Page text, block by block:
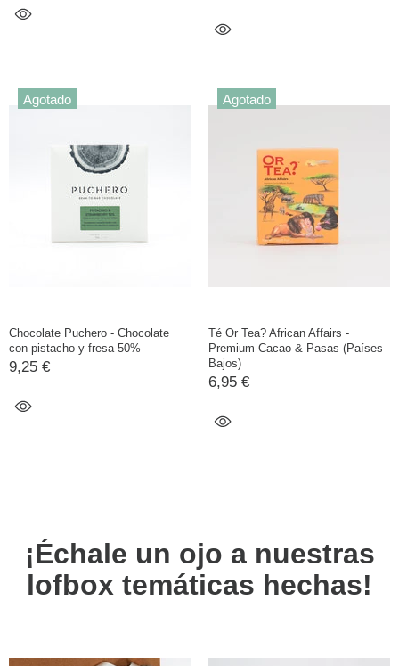
Agotado
Chocolate Puchero - Chocolate
con pistacho y fresa 50%
9,25 €
Agotado
Té Or Tea? African Affairs -
Premium Cacao & Pasas (Países
Bajos)
6,95 €
¡Échale un ojo a nuestras
lofbox temáticas hechas!